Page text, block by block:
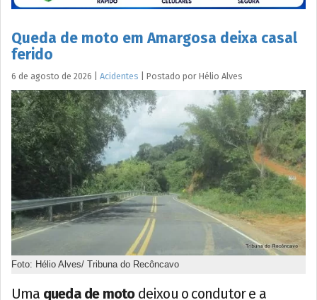
Queda de moto em Amargosa deixa casal
ferido
6 de agosto de 2026 Acidentes Postado por Hélio Alves
Foto: Hélio Alves/ Tribuna do Recôncavo
Uma queda de motodeixou o condutor e a